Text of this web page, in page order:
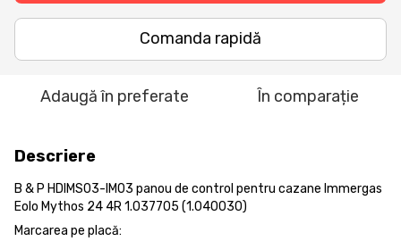
Comanda rapidă
Adaugă în preferate În comparație
Descriere
B & P HDIMS03-IM03 panou de control pentru cazane Immergas
Eolo Mythos 24 4R 1.037705 (1.040030)
Marcarea pe placă: